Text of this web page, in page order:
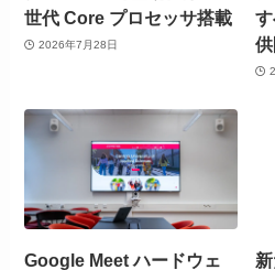
世代 Core プロセッサ搭載
2026年7月28日
Google Meet ハードウェ